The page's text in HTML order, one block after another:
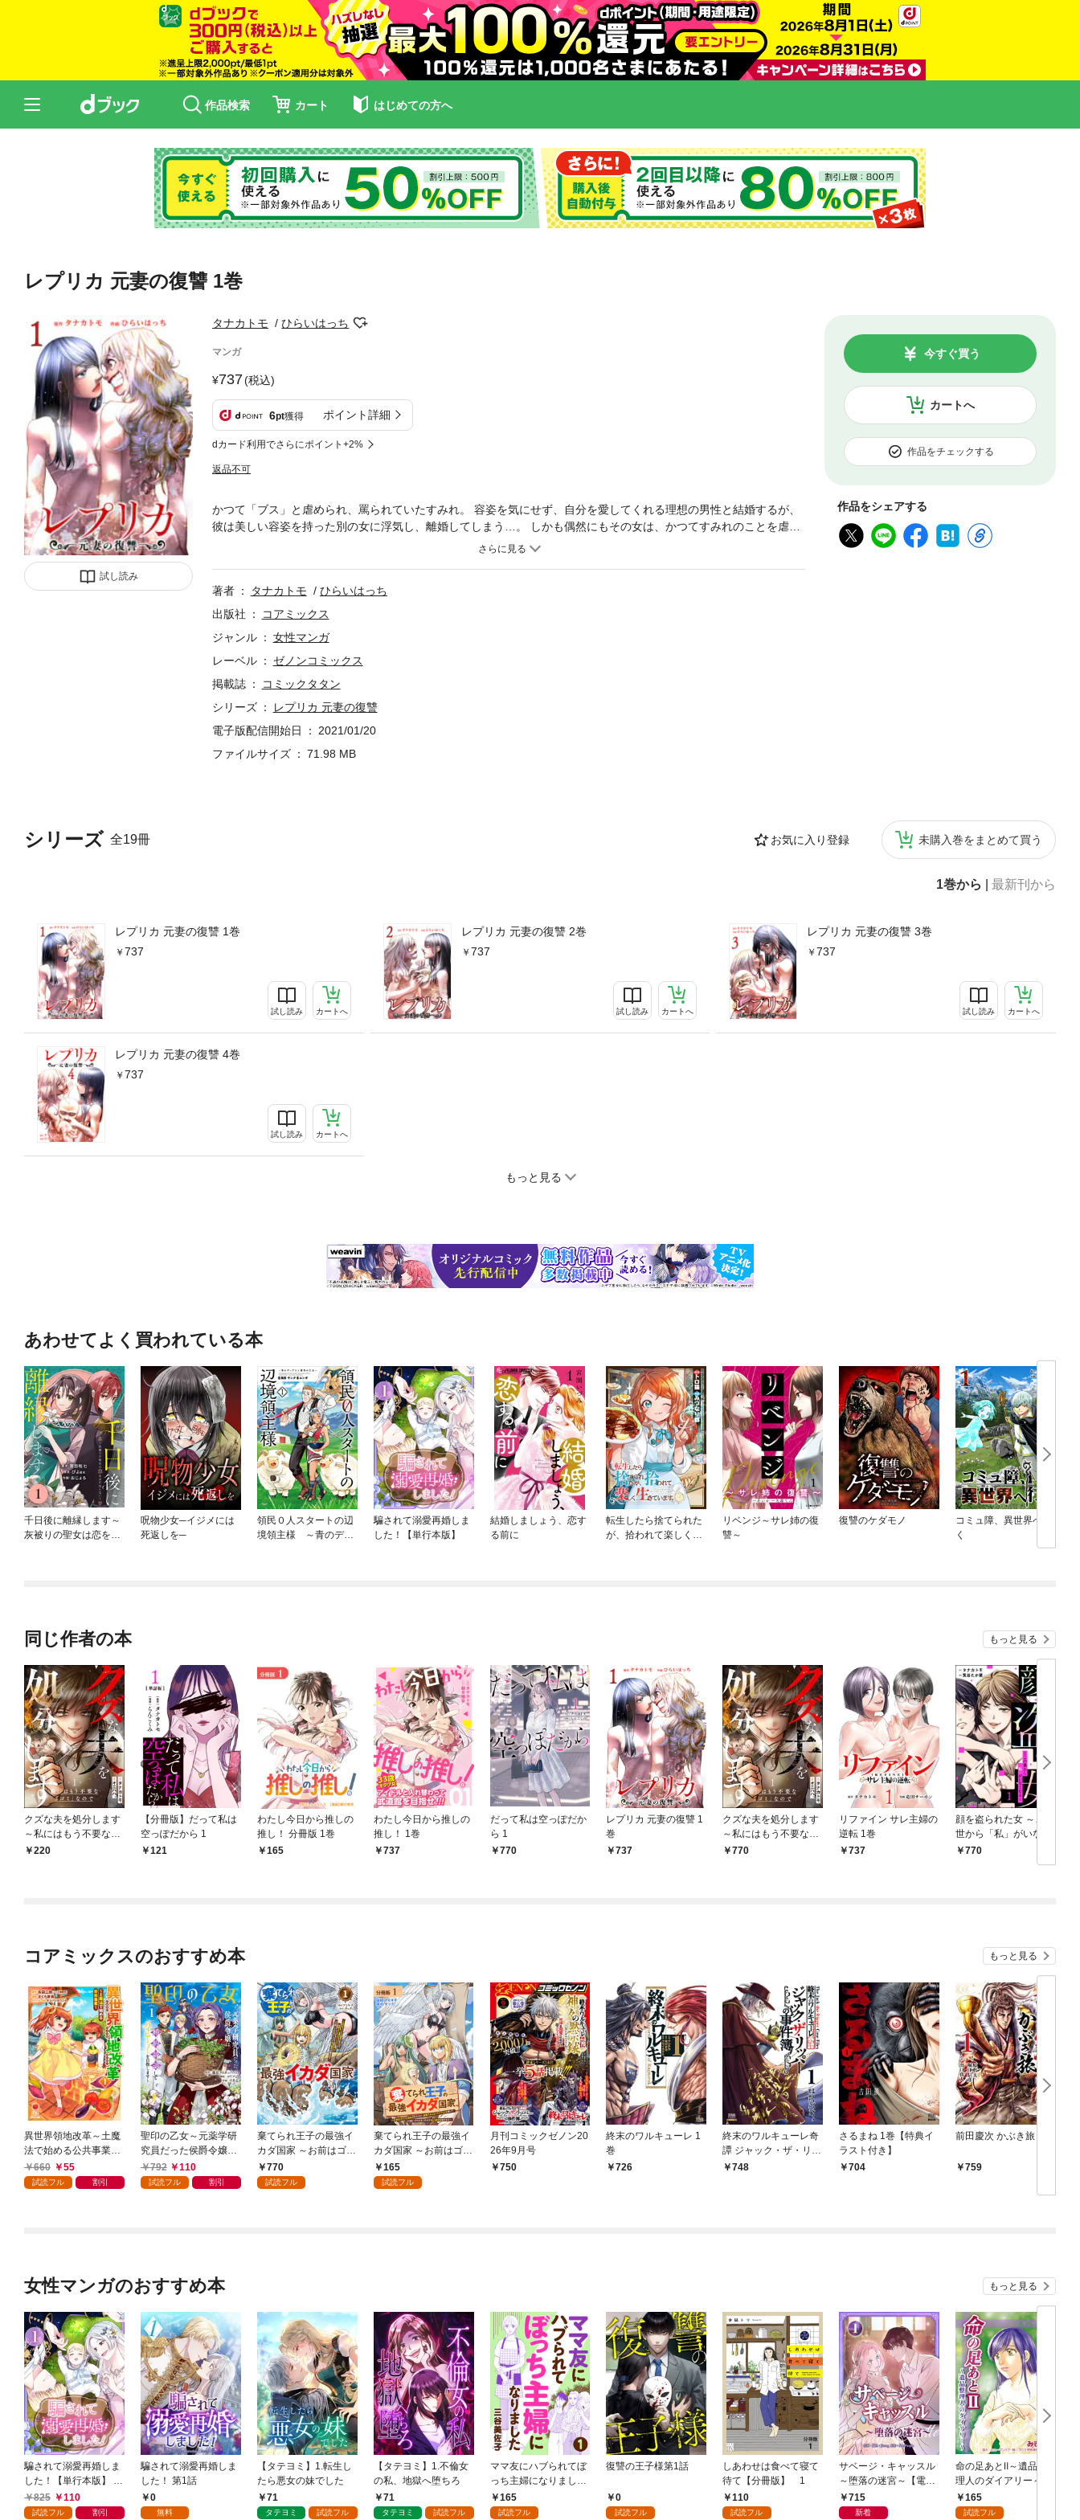
作品検索 カート はじめての方へ
レプリカ 元妻の復讐 1巻
試し読み
タナカトモ ひらいはっち
マンガ
737(税込)
6pt獲得 ポイント詳細
dカード利用でさらにポイント+2%
返品不可
カートへ
今すぐ買う
作品をチェックする
作品をシェアする
シリーズ 全19冊 お気に入り登録 未購入巻をまとめて買う
1巻から 最新刊から
レプリカ 元妻の復讐 1巻
737
試し読み カートへ
レプリカ 元妻の復讐 2巻
737
試し読み カートへ
レプリカ 元妻の復讐 3巻
737
試し読み カートへ
レプリカ 元妻の復讐 4巻
737
試し読み カートへ
もっと見る
かつて「ブス」と虐められ、罵られていたすみれ。 容姿を気にせず、自分を愛してくれる理想の男性と結婚するが、
彼は美しい容姿を持った別の女に浮気し、離婚してしまう…。 しかも偶然にもその女は、かつてすみれのことを虐め
ていた主犯、その人であった―――。 自分から男を奪った女、そして自分を捨てた旦那へ復讐を誓うすみれ。 顔を変
著者 タナカトモ
ひらいはっち
出版社
コアミックス
ジャンル
女性マンガ
レーベル
ゼノンコミックス
掲載誌
コミックタタン
シリーズ
レプリカ 元妻の復讐
電子版配信開始日
2021/01/20
ファイルサイズ
71.98 MB
あわせてよく買われている本
千日後に離縁します～
灰被りの聖女は恋をま
呪物少女─イジメには
死返しを─
領民０人スタートの辺
境領主様 ～青のディ
騙されて溺愛再婚しま
した！【単行本版】
結婚しましょう、恋す
る前に
転生したら捨てられた
が、拾われて楽しく生
リベンジ～サレ姉の復
讐～
復讐のケダモノ
コミュ障、異世界へ行
く
同じ作者の本 もっと見る
クズな夫を処分します
～私にはもう不要な
「ゴミ」なので～（分
220
【分冊版】だって私は
空っぽだから 1
121
わたし今日から推しの
推し！ 分冊版 1巻
165
わたし今日から推しの
推し！ 1巻
737
だって私は空っぽだか
ら 1
770
レプリカ 元妻の復讐 1
巻
737
クズな夫を処分します
～私にはもう不要な
「ゴミ」なので～
770
リファイン サレ主婦の
逆転 1巻
737
顔を盗られた女 ～この
世から「私」がいなく
なる～ （1）
770
コアミックスのおすすめ本 もっと見る
異世界領地改革～土魔
法で始める公共事業～
1巻660 55
試読フル 割引
聖印の乙女～元薬学研
究員だった侯爵令嬢は
婚約辞退してハイヒー
ラーを目指します～ 1
792 110
試読フル 割引
棄てられ王子の最強イ
カダ国家 ～お前はゴミ
だと追放されたので、
無駄スキル【リサイク
770
試読フル
棄てられ王子の最強イ
カダ国家 ～お前はゴミ
だと追放されたので、
無駄スキル【リサイク
165
試読フル
月刊コミックゼノン20
26年9月号
750
終末のワルキューレ 1
巻
726
終末のワルキューレ奇
譚 ジャック・ザ・リッ
パーの事件簿 1巻【特
748
さるまね 1巻【特典イ
ラスト付き】
704
前田慶次 かぶき旅 1巻
759
女性マンガのおすすめ本 もっと見る
騙されて溺愛再婚しま
した！【単行本版】 1
巻825 110
試読フル 割引
騙されて溺愛再婚しま
した！ 第1話
0
無料
【タテヨミ】1.転生し
たら悪女の妹でした
71
タテヨミ 試読フル
【タテヨミ】1.不倫女
の私、地獄へ堕ちろ
71
タテヨミ 試読フル
ママ友にハブられてぼ
っち主婦になりました
【分冊版】 1
165
試読フル
復讐の王子様第1話
0
試読フル
しあわせは食べて寝て
待て【分冊版】 1
110
試読フル
サベージ・キャッスル
～堕落の迷宮～【電子
単行本版】 第1巻
715
新着
命の足あとⅡ～遺品整
理人のダイアリー～
1巻165
試読フル